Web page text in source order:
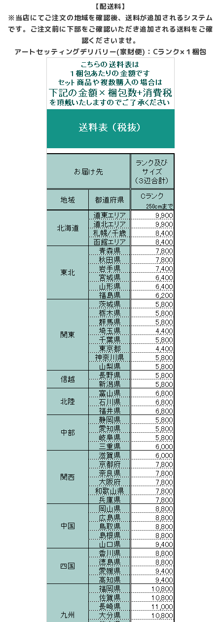
【配送料】
※当店にてご注文の地域を確認後、送料が追加されるシステム
です。ご注文前に下部をご確認いただき追加される送料をご確
認くださいませ。
アートセッティングデリバリー(家財便)：Cランク×１梱包